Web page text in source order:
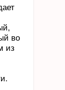
во
из